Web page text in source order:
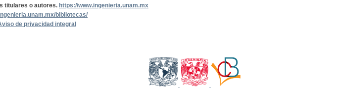
titulares o autores. https://www.ingenieria.unam.mx
bibliotecas/
de privacidad integral